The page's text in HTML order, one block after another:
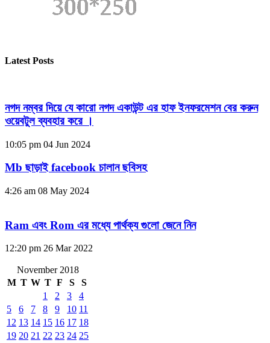
Latest Posts
নগদ নম্বর দিয়ে যে কারো নগদ একাউন্ট এর হাফ ইনফরমেশন বের করুন
ওয়েবটুল ব্যবহার করে ।
10:05 pm 04 Jun 2024
Mb ছাড়াই facebook চালান ছবিসহ
4:26 am 08 May 2024
Ram এবং Rom এর মধ্যে পার্থক্য গুলো জেনে নিন
12:20 pm 26 Mar 2022
November 2018
M T W T F S
S
1
2 3
4
5
6 7 8 9 10 11
12 13 14 15 16 17 18
19 20 21 22 23 24 25